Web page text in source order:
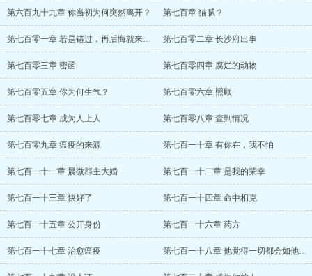
第六百九十九章 你当初为何突然离开？ 第七百章 猫腻？
第七百零一章 若是错过，再后悔就来不及了 第七百零二章 长沙府出事
第七百零三章 密函 第七百零四章 腐烂的动物
第七百零五章 你为何生气？ 第七百零六章 照顾
第七百零七章 成为人上人 第七百零八章 查到情况
第七百零九章 瘟疫的来源 第七百一十章 有你在，我不怕
第七百一十一章 晨微郡主大婚 第七百一十二章 是我的荣幸
第七百一十三章 快好了 第七百一十四章 命中相克
第七百一十五章 公开身份 第七百一十六章 药方
第七百一十七章 治愈瘟疫 第七百一十八章 他觉得一切都会如他所愿了